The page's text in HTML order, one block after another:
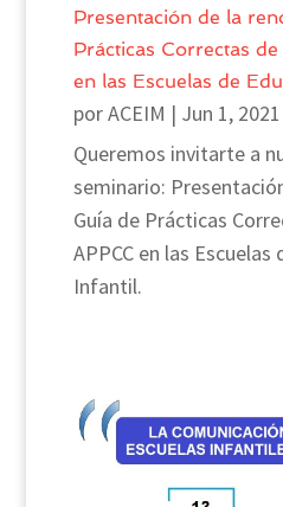
Presentación de la
Prácticas Correctas
en las Escuelas de
porACEIM | Jun 1, 2021
Queremos invitarte a
seminario:
Guía de Prácticas
APPCC en las Escuelas
Infantil.